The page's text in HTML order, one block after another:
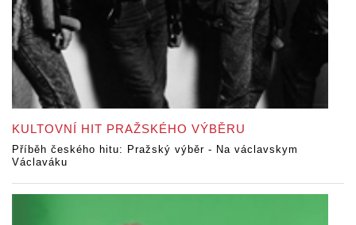
KULTOVNÍ HIT PRAŽSKÉHO VÝBĚRU
Příběh českého hitu: Pražský výběr - Na václavskym
Václaváku